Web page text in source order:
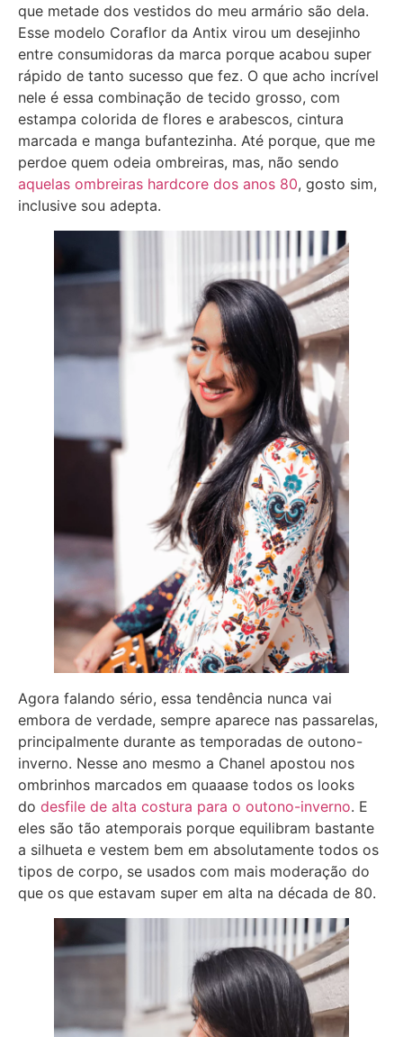
que metade dos vestidos do meu armário são dela.
Esse modelo Coraflor da Antix virou um desejinho
entre consumidoras da marca porque acabou super
rápido de tanto sucesso que fez. O que acho incrível
nele é essa combinação de tecido grosso, com
estampa colorida de flores e arabescos, cintura
marcada e manga bufantezinha. Até porque, que me
perdoe quem odeia ombreiras, mas, não sendo
aquelas ombreiras hardcore dos anos 80, gosto sim,
inclusive sou adepta.
Agora falando sério, essa tendência nunca vai
embora de verdade, sempre aparece nas passarelas,
principalmente durante as temporadas de outono-
inverno. Nesse ano mesmo a Chanel apostou nos
ombrinhos marcados em quaaase todos os looks
do desfile de alta costura para o outono-inverno. E
eles são tão atemporais porque equilibram bastante
a silhueta e vestem bem em absolutamente todos os
tipos de corpo, se usados com mais moderação do
que os que estavam super em alta na década de 80.